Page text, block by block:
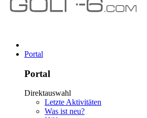
Portal
Portal
Direktauswahl
Letzte Aktivitäten
Was ist neu?